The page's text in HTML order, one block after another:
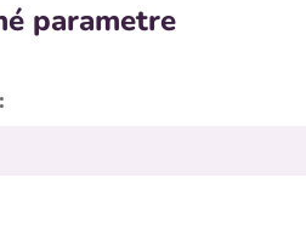
parametre
: